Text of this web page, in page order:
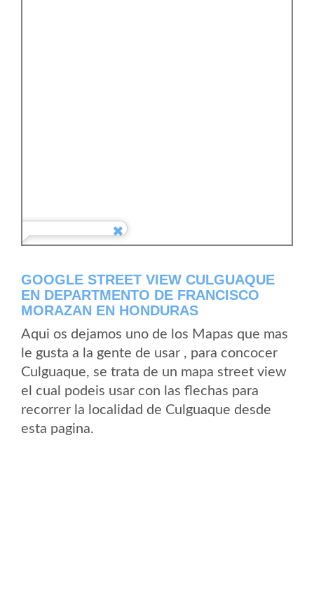
GOOGLE STREET VIEW CULGUAQUE
EN DEPARTMENTO DE FRANCISCO
MORAZAN EN HONDURAS
Aqui os dejamos uno de los Mapas que mas
le gusta a la gente de usar , para concocer
Culguaque, se trata de un mapa street view
el cual podeis usar con las flechas para
recorrer la localidad de Culguaque desde
esta pagina.